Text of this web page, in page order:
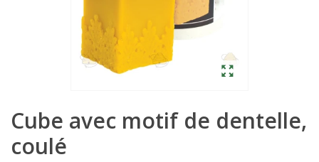
Cube avec motif de dentelle,
coulé